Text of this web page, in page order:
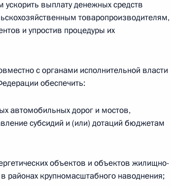
Якутию
поручений, данных
в Якутске
выплату денежных средств
товаропроизводителям,
и упростив процедуры их
с органами исполнительной власти
обеспечить:
автомобильных дорог и мостов,
субсидий и (или) дотаций бюджетам
объектов и объектов жилищно-
районах крупномасштабного наводнения;